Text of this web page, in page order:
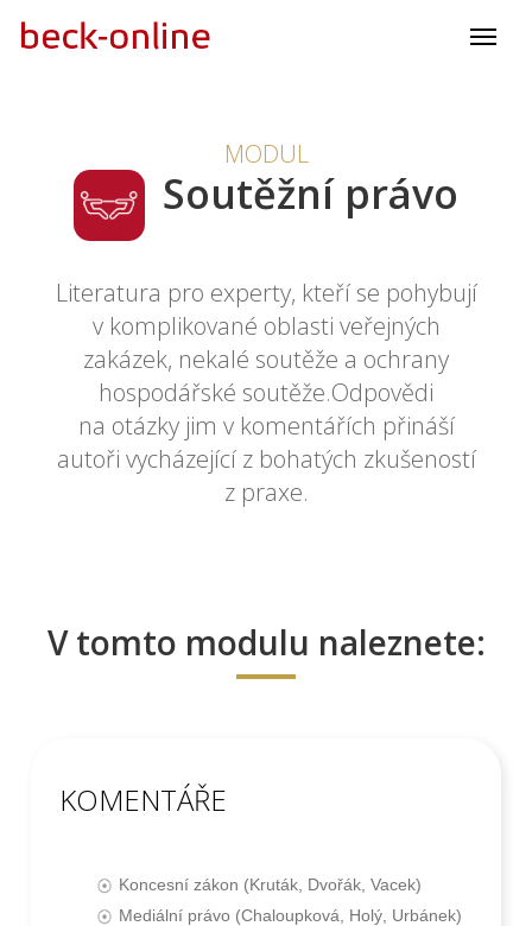
MODUL
Soutěžní právo
Literatura pro experty, kteří se pohybují
v komplikované oblasti veřejných
zakázek, nekalé soutěže a ochrany
hospodářské soutěže.Odpovědi
na otázky jim v komentářích přináší
autoři vycházející z bohatých zkušeností
z praxe.
V tomto modulu naleznete:
KOMENTÁŘE
Koncesní zákon (Kruták, Dvořák, Vacek)
Mediální právo (Chaloupková, Holý, Urbánek)